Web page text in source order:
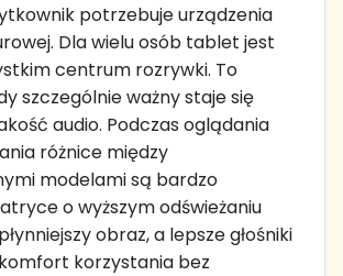
potrzebuje urządzenia
Dla wielu osób tablet jest
centrum rozrywki. To
szczególnie ważny staje się
audio. Podczas oglądania
różnice między
modelami są bardzo
o wyższym odświeżaniu
obraz, a lepsze głośniki
korzystania bez